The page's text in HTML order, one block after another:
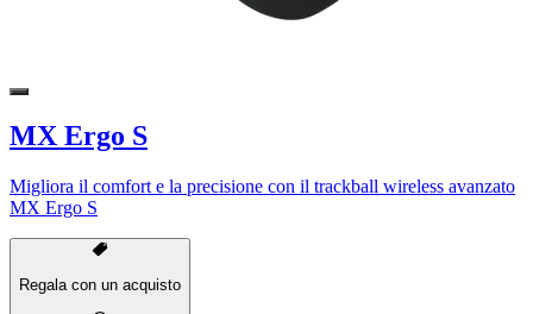
MX Ergo S
Migliora il comfort e la precisione con il trackball wireless avanzato
MX Ergo S
Regala con un acquisto